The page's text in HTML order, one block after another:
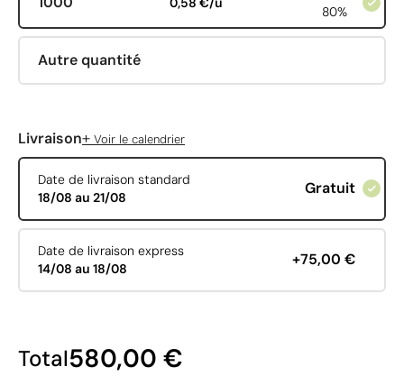
80%
Autre quantité
Livraison+ Voir le calendrier
Date de livraison standard
18/08 au 21/08
Gratuit
Date de livraison express
14/08 au 18/08
+75,00 €
Total580,00 €